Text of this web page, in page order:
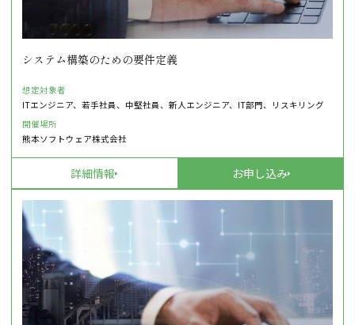
システム構築のための要件定義
想定対象者
ITエンジニア、若手社員、中堅社員、新人エンジニア、IT部門、リスキリング
開催場所
熊本ソフトウェア株式会社
詳細情報 お申し込み